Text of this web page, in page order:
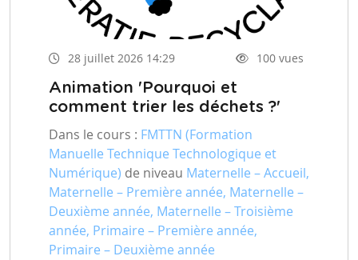
28 juillet 2026 14:29 100 vues
Animation 'Pourquoi et
comment trier les déchets ?'
Dans le cours : FMTTN (Formation
Manuelle Technique Technologique et
Numérique) de niveau Maternelle – Accueil,
Maternelle – Première année, Maternelle –
Deuxième année, Maternelle – Troisième
année, Primaire – Première année,
Primaire – Deuxième année